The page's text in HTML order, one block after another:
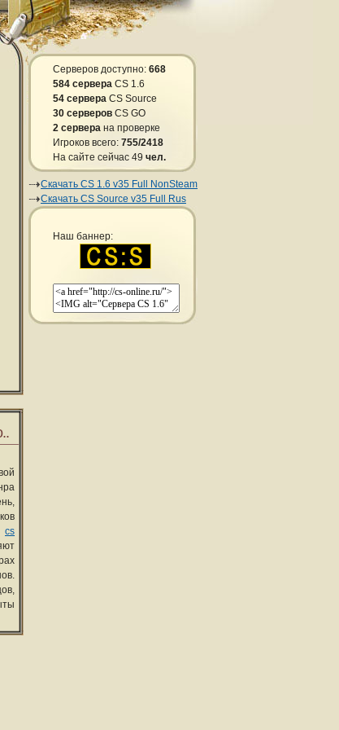
Серверов доступно: 668
584 сервера CS 1.6
54 сервера CS Source
30 серверов CS GO
2 сервера на проверке
Игроков всего: 755/2418
На сайте сейчас 49 чел.
Скачать CS 1.6 v35 Full NonSteam
Скачать CS Source v35 Full Rus
Наш баннер:
cs